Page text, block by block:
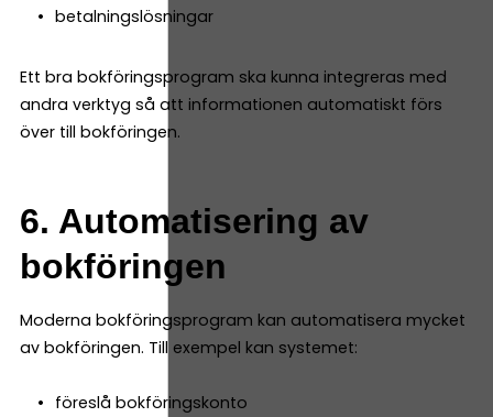
betalningslösningar
Ett bra bokföringsprogram ska kunna integreras med
andra verktyg så att informationen automatiskt förs
över till bokföringen.
6. Automatisering av
bokföringen
Moderna bokföringsprogram kan automatisera mycket
av bokföringen. Till exempel kan systemet:
föreslå bokföringskonto